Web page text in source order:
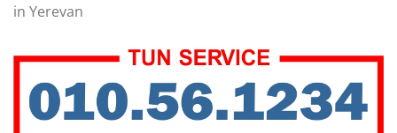
in Yerevan